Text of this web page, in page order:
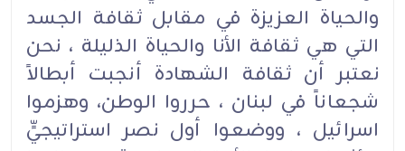
والحياة العزيزة في مقابل ثقافة الجسد
التي هي ثقافة الأنا والحياة الذليلة ، نحن
نعتبر أن ثقافة الشهادة أنجبت أبطالاً
شجعاناً في لبنان ، حرروا الوطن، وهزموا
اسرائيل ، ووضعوا أول نصر استراتيجيٍّ